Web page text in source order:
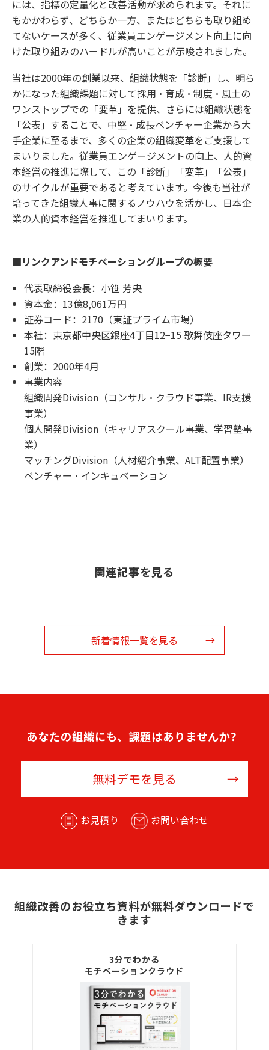
には、指標の定量化と改善活動が求められます。それに
もかかわらず、どちらか一方、またはどちらも取り組め
てないケースが多く、従業員エンゲージメント向上に向
けた取り組みのハードルが高いことが示唆されました。
当社は2000年の創業以来、組織状態を「診断」し、明ら
かになった組織課題に対して採用・育成・制度・風土の
ワンストップでの「変革」を提供、さらには組織状態を
「公表」することで、中堅・成長ベンチャー企業から大
手企業に至るまで、多くの企業の組織変革をご支援して
まいりました。従業員エンゲージメントの向上、人的資
本経営の推進に際して、この「診断」「変革」「公表」
のサイクルが重要であると考えています。今後も当社が
培ってきた組織人事に関するノウハウを活かし、日本企
業の人的資本経営を推進してまいります。
■リンクアンドモチベーショングループの概要
代表取締役会長：小笹 芳央
資本金：13億8,061万円
証券コード：2170（東証プライム市場）
本社：東京都中央区銀座4丁目12−15 歌舞伎座タワー
15階
創業：2000年4月
事業内容
組織開発Division（コンサル・クラウド事業、IR支援
事業）
個人開発Division（キャリアスクール事業、学習塾事
業）
マッチングDivision（人材紹介事業、ALT配置事業）
ベンチャー・インキュベーション
関連記事を見る
新着情報一覧を見る
あなたの組織にも、課題はありませんか？
無料デモを見る
お見積り お問い合わせ
組織改善のお役立ち資料が無料ダウンロードで
きます
3分でわかる
モチベーションクラウド